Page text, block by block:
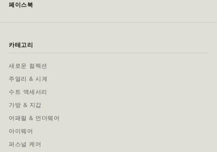
페이스북
카테고리
새로운 컬렉션
주얼리 & 시계
수트 액세서리
가방 & 지갑
어패럴 & 언더웨어
아이웨어
퍼스널 케어